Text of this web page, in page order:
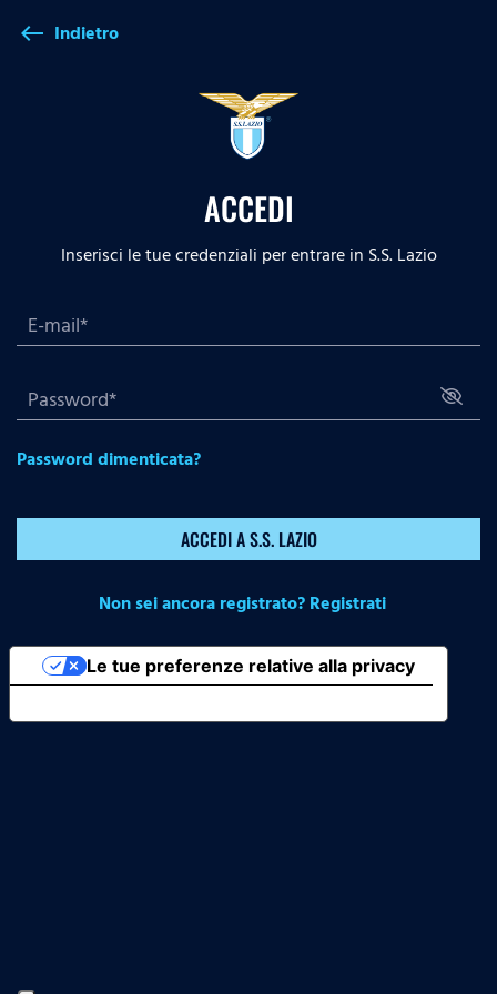
west Indietro
ACCEDI
Inserisci le tue credenziali per entrare in S.S. Lazio
Password dimenticata?
ACCEDI A S.S. LAZIO
Non sei ancora registrato? Registrati
Le tue preferenze relative alla privacy